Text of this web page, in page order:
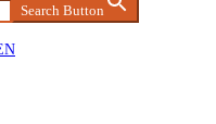
Search Button